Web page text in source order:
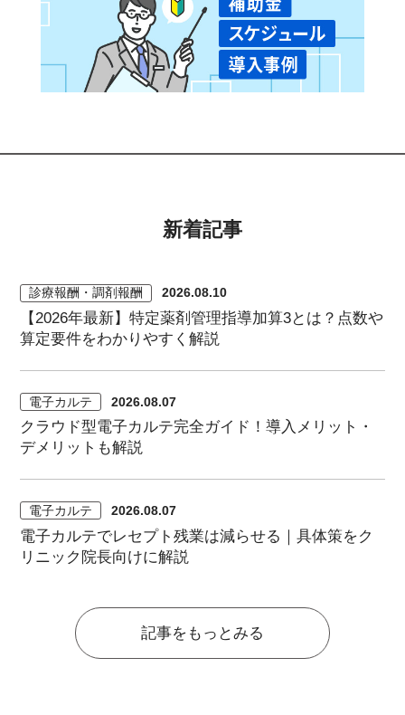
新着記事
診療報酬・調剤報酬 2026.08.10
【2026年最新】特定薬剤管理指導加算3とは？点数や
算定要件をわかりやすく解説
電子カルテ 2026.08.07
クラウド型電子カルテ完全ガイド！導入メリット・
デメリットも解説
電子カルテ 2026.08.07
電子カルテでレセプト残業は減らせる｜具体策をク
リニック院長向けに解説
記事をもっとみる